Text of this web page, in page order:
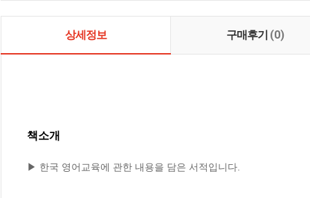
상세정보 구매후기 (0)
책소개
▶ 한국 영어교육에 관한 내용을 담은 서적입니다.